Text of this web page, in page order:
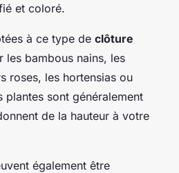
et coloré.
à ce type de clôture
les bambous nains, les
roses, les hortensias ou
plantes sont généralement
de la hauteur à votre
également être